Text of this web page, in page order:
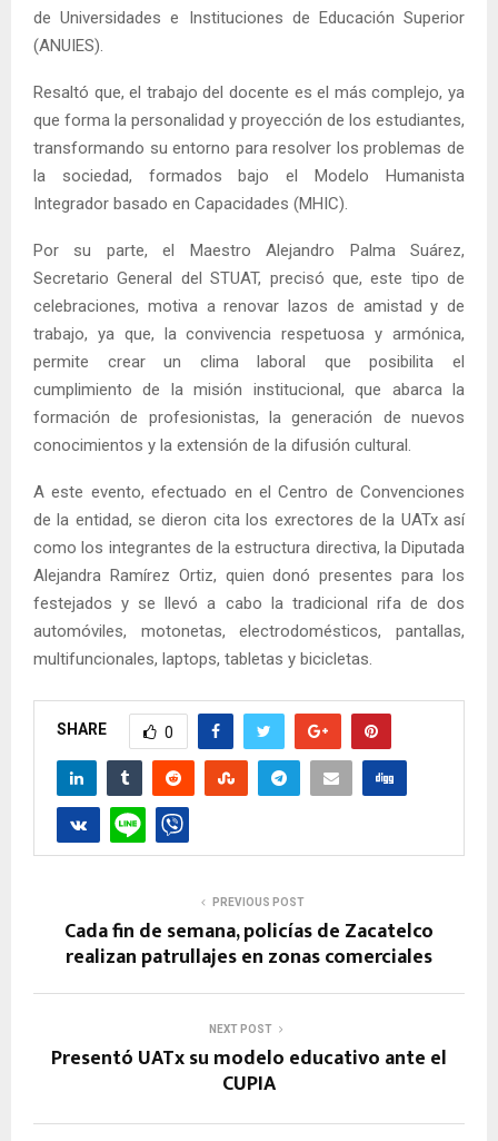
de Universidades e Instituciones de Educación Superior
(ANUIES).
Resaltó que, el trabajo del docente es el más complejo, ya
que forma la personalidad y proyección de los estudiantes,
transformando su entorno para resolver los problemas de
la sociedad, formados bajo el Modelo Humanista
Integrador basado en Capacidades (MHIC).
Por su parte, el Maestro Alejandro Palma Suárez,
Secretario General del STUAT, precisó que, este tipo de
celebraciones, motiva a renovar lazos de amistad y de
trabajo, ya que, la convivencia respetuosa y armónica,
permite crear un clima laboral que posibilita el
cumplimiento de la misión institucional, que abarca la
formación de profesionistas, la generación de nuevos
conocimientos y la extensión de la difusión cultural.
A este evento, efectuado en el Centro de Convenciones
de la entidad, se dieron cita los exrectores de la UATx así
como los integrantes de la estructura directiva, la Diputada
Alejandra Ramírez Ortiz, quien donó presentes para los
festejados y se llevó a cabo la tradicional rifa de dos
automóviles, motonetas, electrodomésticos, pantallas,
multifuncionales, laptops, tabletas y bicicletas.
SHARE 0
PREVIOUS POST
Cada fin de semana, policías de Zacatelco
realizan patrullajes en zonas comerciales
NEXT POST
Presentó UATx su modelo educativo ante el
CUPIA